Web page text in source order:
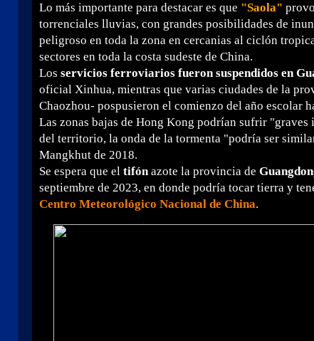
Lo más importante para destacar es que "Saola"
torrenciales lluvias, con grandes posibilidades de
peligroso en toda la zona en cercanias al ciclón
sectores en toda la costa sudeste de China.
Los servicios ferroviarios fueron suspendidos en
oficial Xinhua, mientras que varias ciudades de la
Chaozhou- pospusieron el comienzo del año escolar
Las zonas bajas de Hong Kong podrían sufrir "graves
del territorio, la onda de la tormenta "podría ser
Mangkhut de 2018.
Se espera que el tifónazote la provincia de
septiembre de 2023, en donde podría tocar tierra y
Centro Meteorológico Nacional de China.